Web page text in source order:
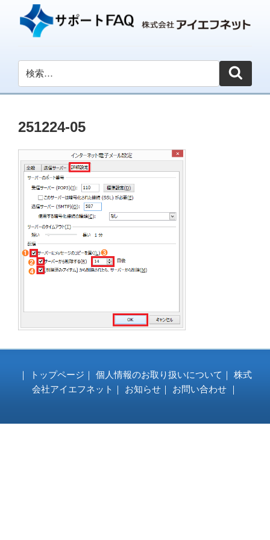
251224-05
｜ トップページ ｜ 個人情報のお取り扱いについて ｜ 株式
会社アイエフネット ｜ お知らせ ｜ お問い合わせ ｜